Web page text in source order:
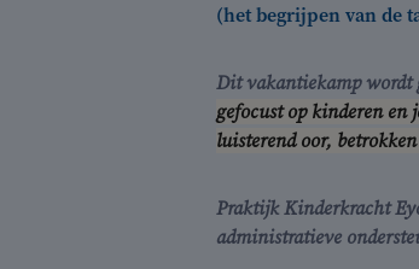
(het begrijpen van de
Dit vakantiekamp wordt
gefocust op kinderen
luisterend oor,
Praktijk Kinderkracht
administratieve